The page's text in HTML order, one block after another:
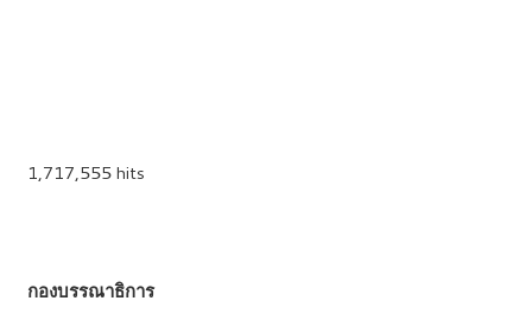
1,717,555 hits
กองบรรณาธิการ